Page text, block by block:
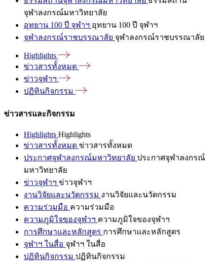
จุฬาลงกรณ์มหาวิทยาลัย
อุทยาน 100 ปี จุฬาฯ อุทยาน 100 ปี จุฬาฯ
จุฬาลงกรณ์ราชบรรณาลัย จุฬาลงกรณ์ราชบรรณาลัย
Highlights
ข่าวสารทั้งหมด
ข่าวจุฬาฯ
ปฏิทินกิจกรรม
ข่าวสารและกิจกรรม
Highlights Highlights
ข่าวสารทั้งหมด ข่าวสารทั้งหมด
ประกาศจุฬาลงกรณ์มหาวิทยาลัย ประกาศจุฬาลงกรณ์
มหาวิทยาลัย
ข่าวจุฬาฯ ข่าวจุฬาฯ
งานวิจัยและนวัตกรรม งานวิจัยและนวัตกรรม
ความร่วมมือ ความร่วมมือ
ความภูมิใจของจุฬาฯ ความภูมิใจของจุฬาฯ
การศึกษาและหลักสูตร การศึกษาและหลักสูตร
จุฬาฯ ในสื่อ จุฬาฯ ในสื่อ
ปฏิทินกิจกรรม ปฏิทินกิจกรรม